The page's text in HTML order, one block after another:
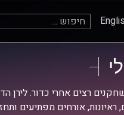
חיפוש:
חובה לכל מי שאוהב לראות 22
ראיונות, אורחים מפתיעים